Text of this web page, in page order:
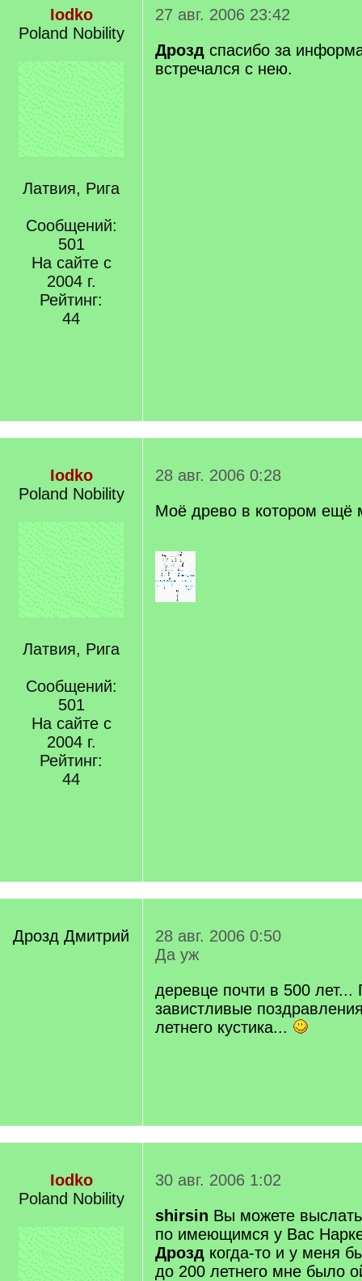
Iodko
Poland Nobility
Латвия, Рига
Сообщений:
501
На сайте с
2004 г.
Рейтинг:
44
27 авг. 2006 23:42
Дрозд спасибо за
встречался с нею.
Iodko
Poland Nobility
Латвия, Рига
Сообщений:
501
На сайте с
2004 г.
Рейтинг:
44
28 авг. 2006 0:28
Моё древо в котором ещё
Дрозд Дмитрий
28 авг. 2006 0:50
Да уж
деревце почти в 500 лет...
завистливые
летнего кустика...
Iodko
Poland Nobility
30 авг. 2006 1:02
shirsin Вы можете
по имеющимся у Вас
Дрозд когда-то и у меня
до 200 летнего мне было